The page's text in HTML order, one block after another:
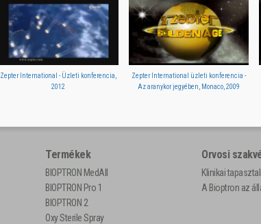
Zepter International - Üzleti konferencia,
2012
Zepter International üzleti konferencia -
Az aranykor jegyében, Monaco, 2009
Termékek
BIOPTRON MedAll
BIOPTRON Pro 1
BIOPTRON 2
Oxy Sterile Spray
Orvosi
Klinikai
A Bioptron az